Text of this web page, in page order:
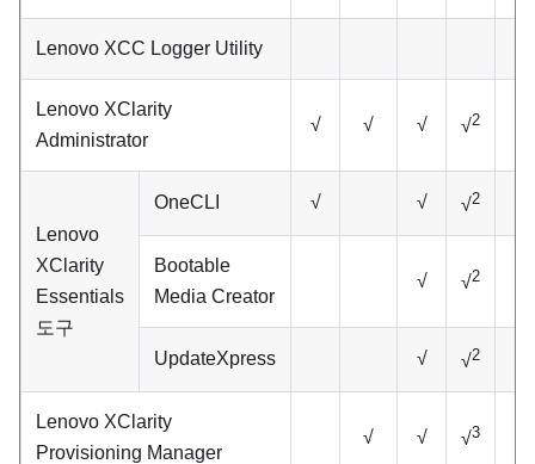
Lenovo XCC Logger Utility
Lenovo XClarity
Administrator
√ √ √ √2
Lenovo
XClarity
Essentials
도구
OneCLI √ √ √2
Bootable
Media Creator
√ √2
UpdateXpress √ √2
Lenovo XClarity
Provisioning Manager
√ √ √3